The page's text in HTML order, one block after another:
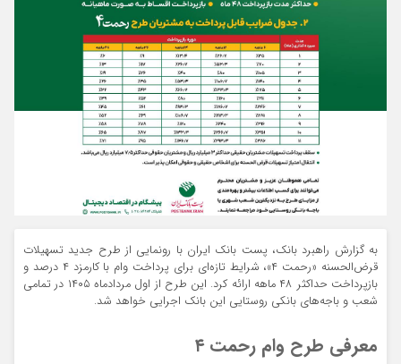
به گزارش راهبرد بانک، پست بانک ایران با رونمایی از طرح جدید تسهیلات
قرض‌الحسنه «رحمت ۴»، شرایط تازه‌ای برای پرداخت وام با کارمزد ۴ درصد و
بازپرداخت حداکثر ۴۸ ماهه ارائه کرد. این طرح از اول مردادماه ۱۴۰۵ در تمامی
شعب و باجه‌های بانکی روستایی این بانک اجرایی خواهد شد.
معرفی طرح وام رحمت ۴